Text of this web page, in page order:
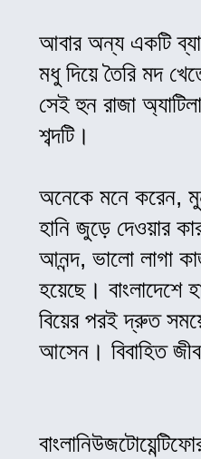
আবার অন্য একটি
মধু দিয়ে তৈরি মদ
সেই হুন রাজা
শব্দটি।
অনেকে মনে করেন,
হানি জুড়ে দেওয়ার
আনন্দ, ভালো লাগা
হয়েছে। বাংলাদেশে
বিয়ের পরই দ্রুত
আসেন। বিবাহিত